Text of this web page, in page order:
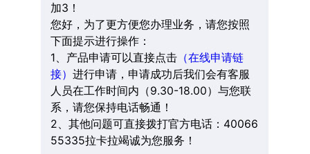
加3！
您好，为了更方便您办理业务，请您按照
下面提示进行操作：
1、产品申请可以直接点击（在线申请链
接） 进行申请，申请成功后我们会有客服
人员在工作时间内（9.30-18.00）与您联
系，请您保持电话畅通！
2、其他问题可直接拨打官方电话：40066
55335拉卡拉竭诚为您服务！